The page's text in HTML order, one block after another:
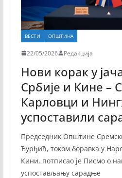
ВЕСТИ ОПШТИНА
22/05/2026 Редакција
Нови корак у
Србије и Кине –
Карловци и
успоставили
Председник Општине
Ђурђић, током боравка у
Кини, потписао је Писмо о
успостављању сарадње